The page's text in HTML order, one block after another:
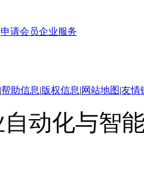
申请会员企业服务
|帮助信息|版权信息|网站地图|友情
动化与智